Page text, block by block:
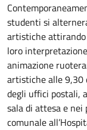
studenti si
artistiche attirando
loro
animazione
artistiche alle 9,30
degli uffici postali,
sala di attesa e nei
comunale